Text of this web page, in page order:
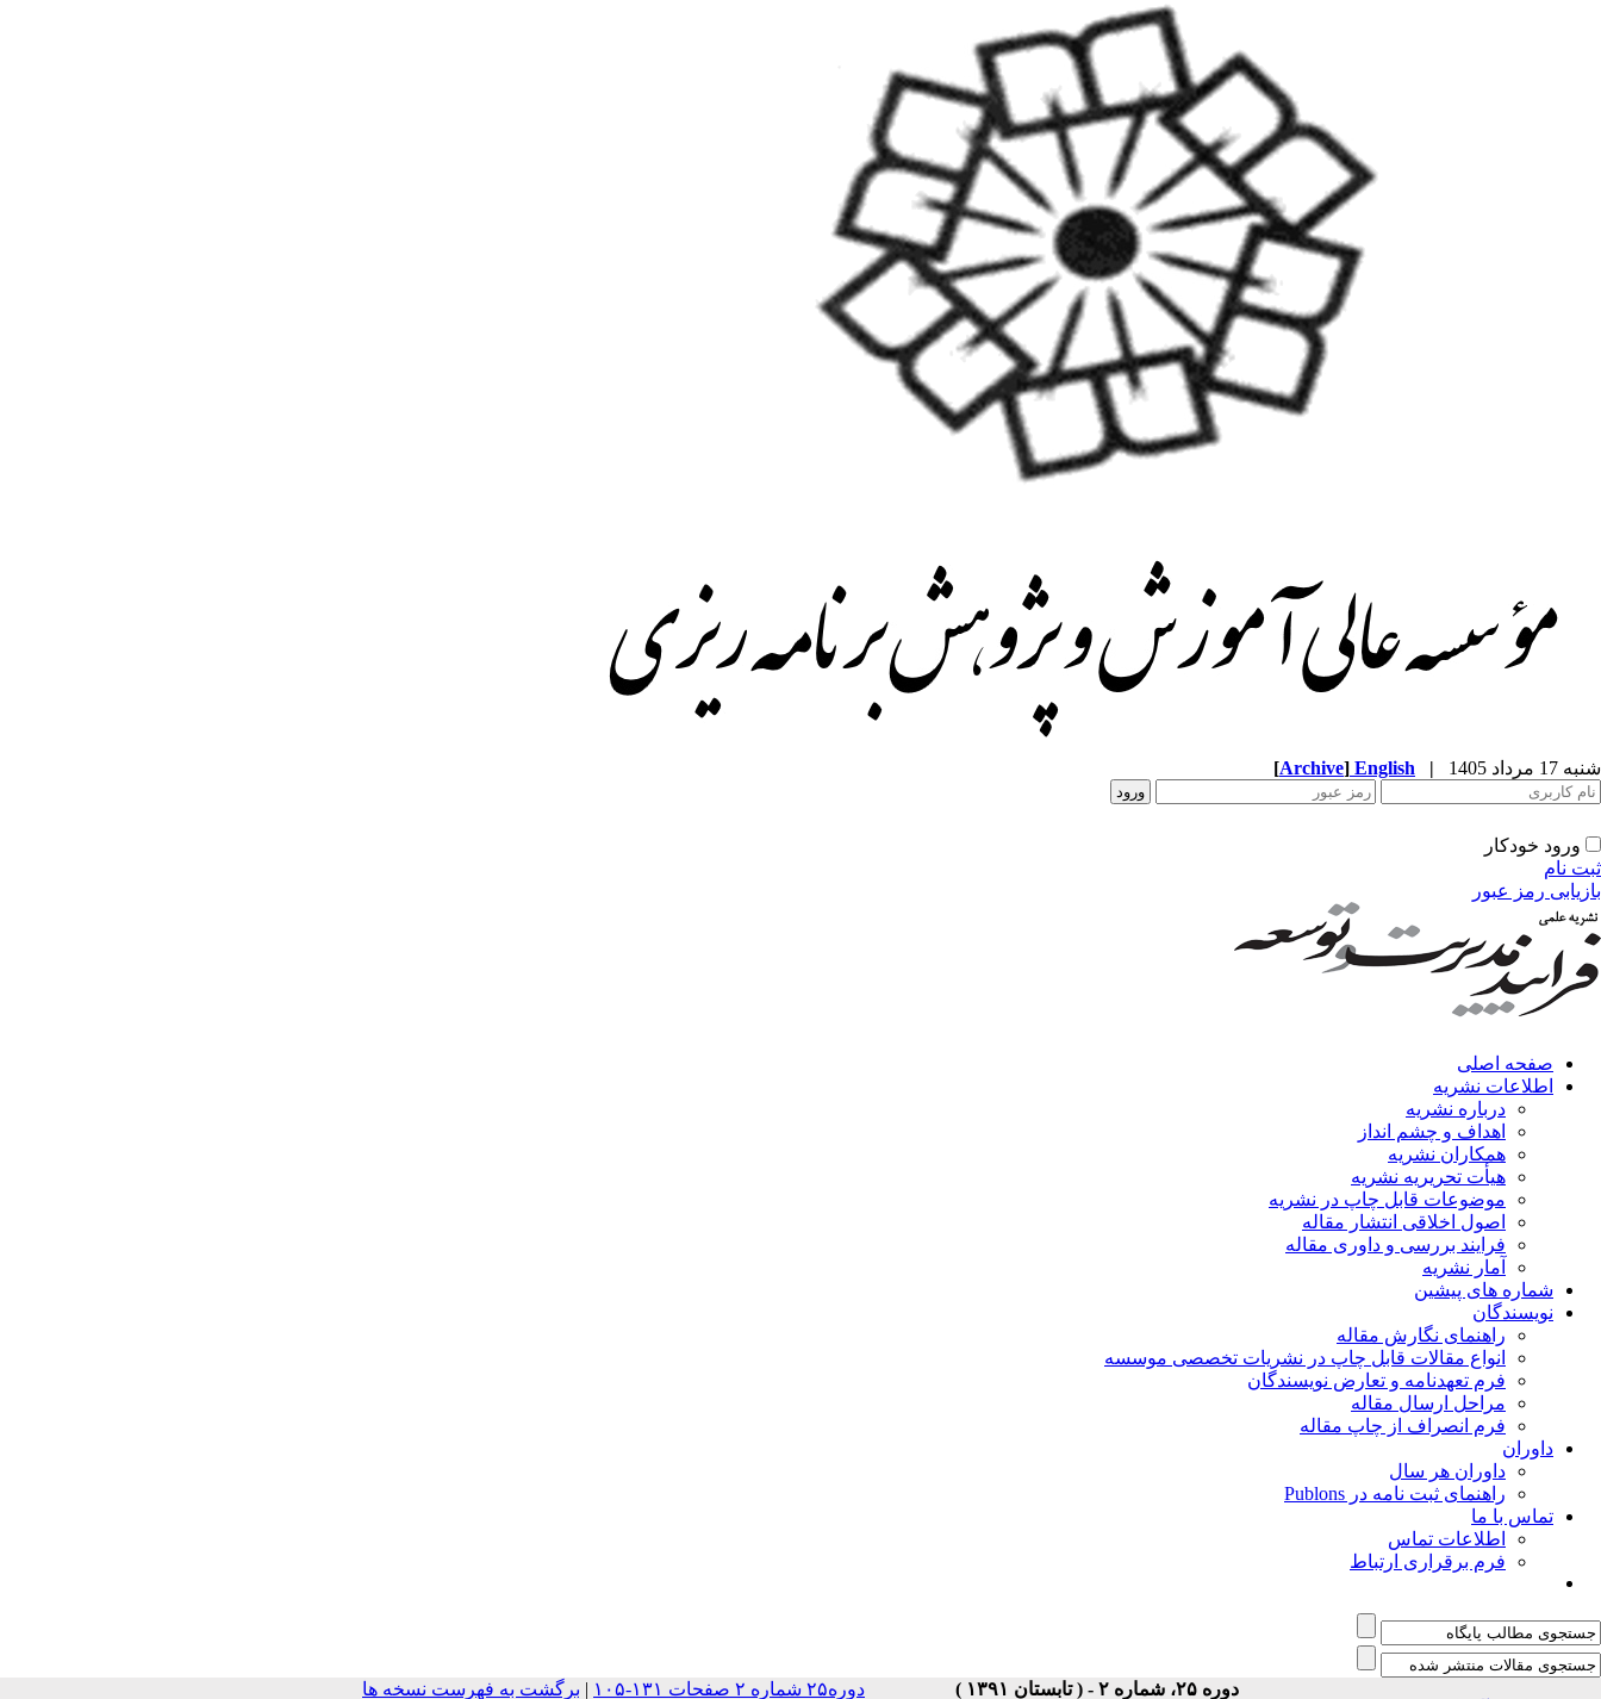
شنبه 17 مرداد 1405 |
English
[Archive]
ورود خودکار
ثبت نام
بازیابی رمز عبور
صفحه اصلی
اطلاعات نشریه
درباره نشریه
اهداف و چشم انداز
همکاران نشریه
هیأت تحریریه نشریه
موضوعات قابل چاپ در نشریه
اصول اخلاقی انتشار مقاله
فرایند بررسی و داوری مقاله
آمار نشریه
شماره های پیشین
نویسندگان
راهنمای نگارش مقاله
انواع مقالات قابل چاپ در نشریات تخصصی موسسه
فرم تعهدنامه و تعارض نویسندگان
مراحل ارسال مقاله
فرم انصراف از چاپ مقاله
داوران
داوران هر سال
راهنمای ثبت نامه در Publons
تماس با ما
اطلاعات تماس
فرم برقراری ارتباط
دوره ۲۵، شماره ۲ - ( تابستان ۱۳۹۱ ) دوره۲۵ شماره ۲ صفحات ۱۳۱-۱۰۵ | برگشت به فهرست نسخه ها